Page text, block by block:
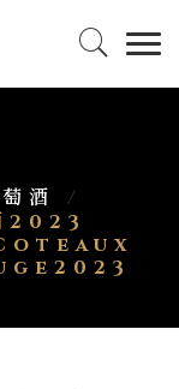
酒
/
2023